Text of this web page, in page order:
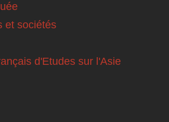
et sociétés
d'Etudes sur l'Asie